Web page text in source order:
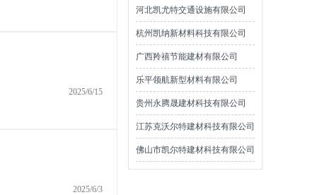
2025/6/15
2025/6/3
河北凯尤特交通设施有限公司
杭州凯纳新材料科技有限公司
广西羚禧节能建材有限公司
乐平领航新型材料有限公司
贵州永腾晟建材科技有限公司
江苏克沃尔特建材科技有限公司
佛山市凯尔特建材科技有限公司